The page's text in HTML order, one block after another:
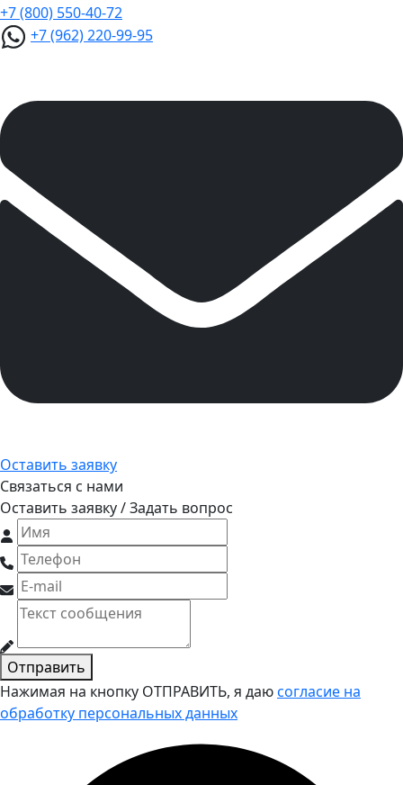
+7 (800) 550-40-72
+7 (962) 220-99-95
Оставить заявку
Связаться с нами
Оставить заявку / Задать вопрос
Отправить
Нажимая на кнопку ОТПРАВИТЬ, я даюсогласие на
обработку персональных данных